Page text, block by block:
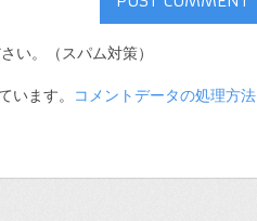
い。（スパム対策）
ます。
コメントデータの処理方法